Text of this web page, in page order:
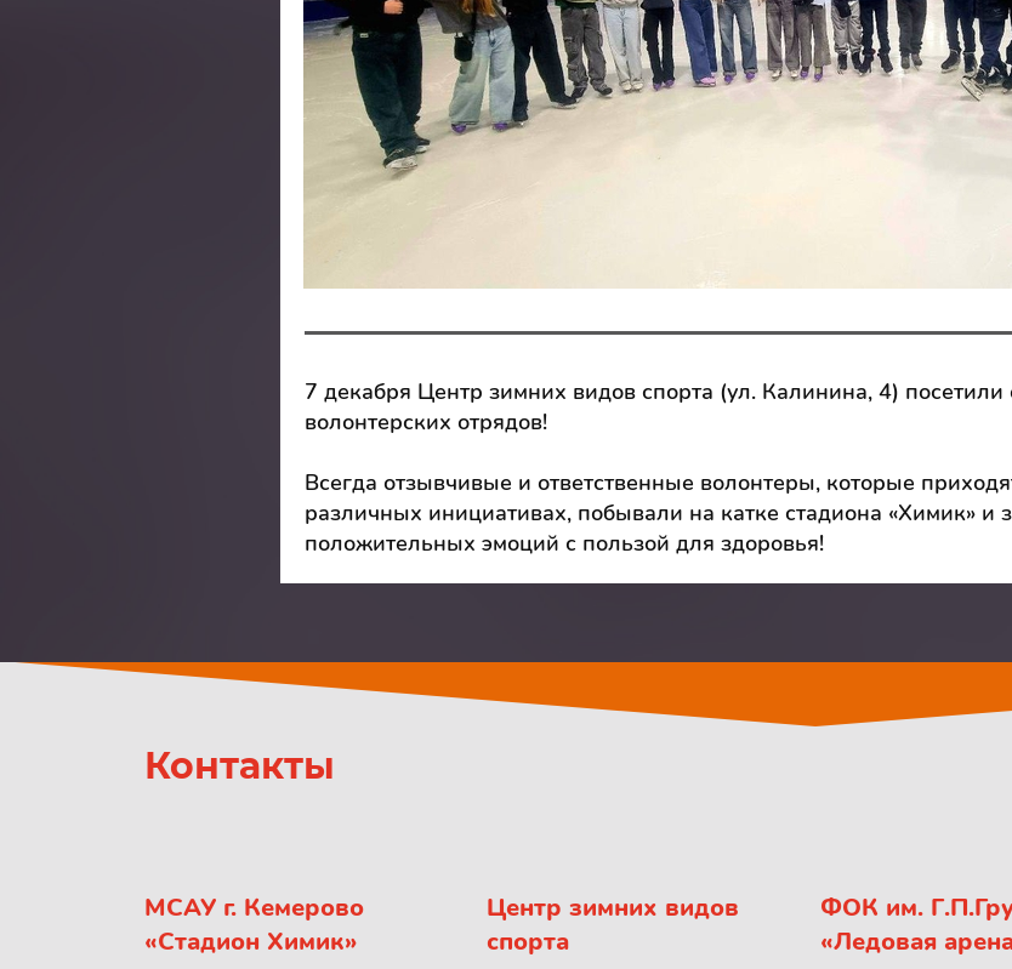
7 декабря Центр зимних видов спорта (ул. Калинина, 4)
волонтерских отрядов!
Всегда отзывчивые и ответственные волонтеры, которые
различных инициативах, побывали на катке стадиона «Химик» и
положительных эмоций с пользой для здоровья!
Контакты
МСАУ г. Кемерово
«Стадион Химик»
Центр зимних видов
спорта
ФОК им.
«Ледовая